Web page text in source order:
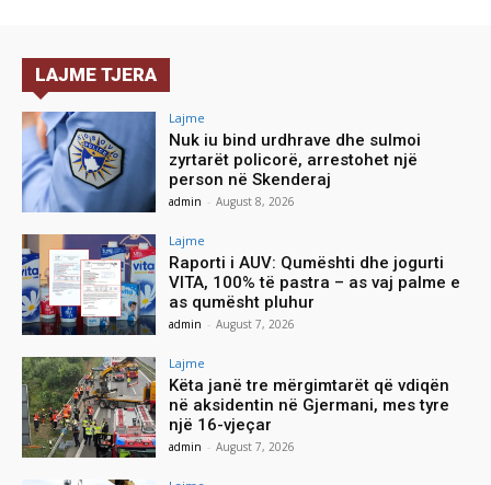
LAJME TJERA
Lajme
Nuk iu bind urdhrave dhe sulmoi
zyrtarët policorë, arrestohet një
person në Skenderaj
admin - August 8, 2026
Lajme
Raporti i AUV: Qumështi dhe jogurti
VITA, 100% të pastra – as vaj palme e
as qumësht pluhur
admin - August 7, 2026
Lajme
Këta janë tre mërgimtarët që vdiqën
në aksidentin në Gjermani, mes tyre
një 16-vjeçar
admin - August 7, 2026